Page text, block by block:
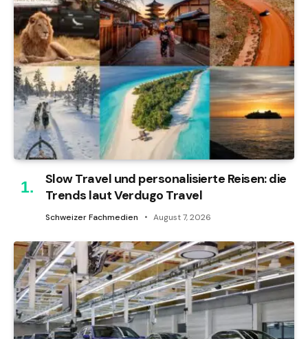
Slow Travel und personalisierte Reisen: die
Trends laut Verdugo Travel
Schweizer Fachmedien August 7, 2026